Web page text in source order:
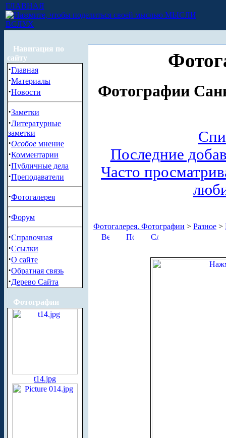
ГЛАВНАЯ
МЫСЛИ
ВСЛУХ
Навигация по
сайту
·Главная
·Материалы
·Новости
·Заметки
·Литературные
заметки
·Особое мнение
·Комментарии
·Публичные дела
·Преподаватели
·Фотогалерея
·Форум
·Справочная
·Ссылки
·О сайте
·Обратная связь
·Дерево Сайта
Фотографии
t14.jpg
Фотографии
Последние
Часто
Фотогалерея. Фотографии > Разное >